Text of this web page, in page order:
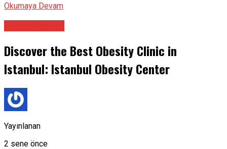
Okumaya Devam
Discover the Best Obesity Clinic in
Istanbul: Istanbul Obesity Center
Yayınlanan
2 sene önce